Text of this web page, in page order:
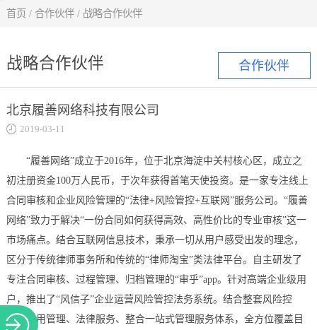
合作
合作伙伴
首页 / 合作伙伴 / 战略合作伙伴
战略合作伙伴
北京履善网络科技有限公司
2019-03-11
“履善网络”成立于2016年，位于北京海淀中关村核心区，成立之
初注册资金100万人民币，于次年获得首笔天使投资。是一家专注线上
合同审核和企业风险管理的“法律+风险管控+互联网 ”服务公司。“履善
网络”致力于解决“一份合同如何获得高效、高性价比的专业审核”这一
市场痛点。结合互联网信息技术，秉承一切从用户感受出发的理念，
区分于传统律师事务所和传统的“律师淘宝”类法律平台。自主研发了
专注合同审核、过程管理、归档管理的“审乎”app。针对高端企业级用
户，推出了“风信子”企业运营风险管控法务系统。结合整套风险控
制、信用管理、法律服务、整合一站式管理服务体系，全方位覆盖目